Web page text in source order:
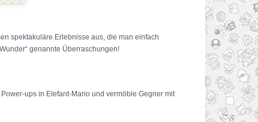
spektakuläre Erlebnisse aus, die man einfach
genannte Überraschungen!
ups in Elefant-Mario und vermöble Gegner mit